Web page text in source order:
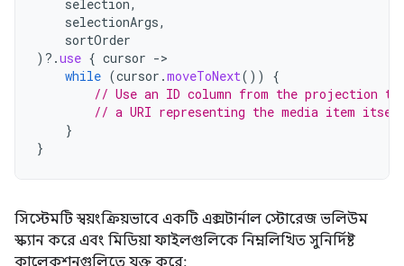
selection,
selectionArgs,
sortOrder
) ?.use { cursor ->
while (cursor .moveToNext())
{
// Use an ID column from the projection to
// a URI representing the media item
}
}
সিস্টেমটি স্বয়ংক্রিয়ভাবে একটি এক্সটার্নাল স্টোরেজ ভলিউম
স্ক্যান করে এবং মিডিয়া ফাইলগুলিকে নিম্নলিখিত সুনির্দিষ্ট
কালেকশনগুলিতে যুক্ত করে: